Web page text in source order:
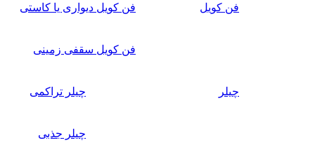
فن کویل فن کویل دیواری یا کاستی
فن کویل سقفی زمینی
چیلر چیلر تراکمی
چیلر جذبی